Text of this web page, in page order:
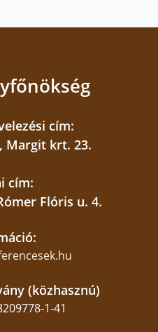
cím:
Margit krt. 23.
cím:
Flóris u. 4.
(közhasznú)
1-41